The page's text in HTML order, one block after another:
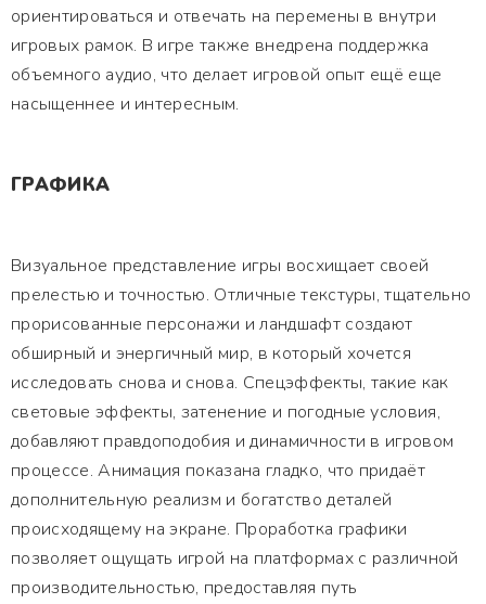
ориентироваться и отвечать на перемены в внутри
игровых рамок. В игре также внедрена поддержка
объемного аудио, что делает игровой опыт ещё еще
насыщеннее и интересным.
ГРАФИКА
Визуальное представление игры восхищает своей
прелестью и точностью. Отличные текстуры, тщательно
прорисованные персонажи и ландшафт создают
обширный и энергичный мир, в который хочется
исследовать снова и снова. Спецэффекты, такие как
световые эффекты, затенение и погодные условия,
добавляют правдоподобия и динамичности в игровом
процессе. Анимация показана гладко, что придаёт
дополнительную реализм и богатство деталей
происходящему на экране. Проработка графики
позволяет ощущать игрой на платформах с различной
производительностью, предоставляя путь